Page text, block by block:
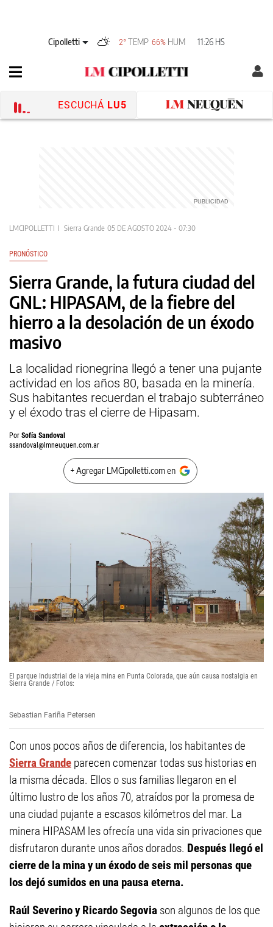
Cipolletti 2°TEMP 66% HUM 11:26 HS
ESCUCHÁ LU5
LMCIPOLLETTI Sierra Grande 05 DE AGOSTO 2024 - 07:30
PRONÓSTICO
Sierra Grande, la futura ciudad del
GNL: HIPASAM, de la fiebre del
hierro a la desolación de un éxodo
masivo
La localidad rionegrina llegó a tener una pujante
actividad en los años 80, basada en la minería.
Sus habitantes recuerdan el trabajo subterráneo
y el éxodo tras el cierre de Hipasam.
Por Sofía Sandoval
ssandoval@lmneuquen.com.ar
+ Agregar LMCipolletti.com en
El parque Industrial de la vieja mina en Punta Colorada, que aún causa nostalgia en
Sierra Grande / Fotos:
Sebastian Fariña Petersen
Con unos pocos años de diferencia, los habitantes de
Sierra Grande parecen comenzar todas sus historias en
la misma década. Ellos o sus familias llegaron en el
último lustro de los años 70, atraídos por la promesa de
una ciudad pujante a escasos kilómetros del mar. La
minera HIPASAM les ofrecía una vida sin privaciones que
disfrutaron durante unos años dorados. Después llegó el
cierre de la mina y un éxodo de seis mil personas que
los dejó sumidos en una pausa eterna.
Raúl Severino y Ricardo Segovia son algunos de los que